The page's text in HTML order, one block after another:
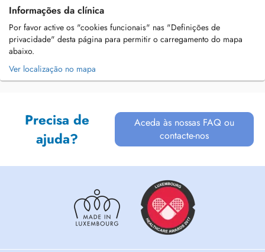
Informações da clínica
Por favor active os "cookies funcionais" nas "Definições de
privacidade" desta página para permitir o carregamento do mapa
abaixo.
Ver localização no mapa
Precisa de
ajuda?
Aceda às nossas FAQ ou
contacte-nos